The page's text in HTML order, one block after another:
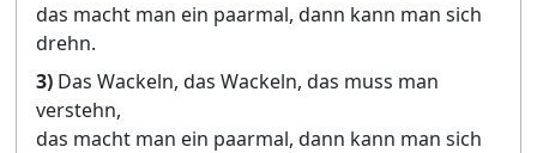
das macht man ein paarmal, dann kann man sich
drehn.
3) Das Wackeln, das Wackeln, das muss man
verstehn,
das macht man ein paarmal, dann kann man sich